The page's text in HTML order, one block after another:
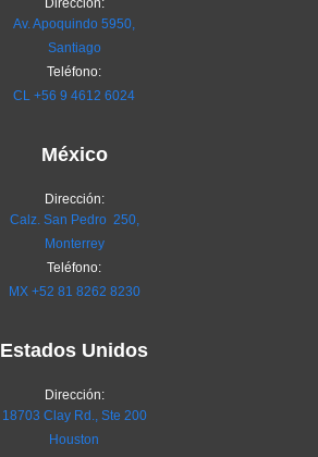
Dirección:
Av. Apoquindo 5950,
Santiago
Teléfono:
CL +56 9 4612 6024
México
Dirección:
Calz. San Pedro 250,
Monterrey
Teléfono:
MX +52 81 8262 8230
Estados Unidos
Dirección:
18703 Clay Rd., Ste 200
Houston